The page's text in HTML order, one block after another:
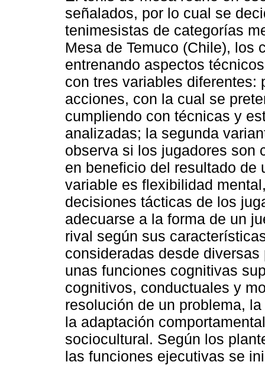
señalados, por lo cual se
tenimesistas de categorías
Mesa de Temuco (Chile), los
entrenando aspectos
con tres variables
acciones, con la cual se
cumpliendo con técnicas y
analizadas; la segunda
observa si los jugadores son
en beneficio del resultado de
variable es flexibilidad
decisiones tácticas de los
adecuarse a la forma de un
rival según sus
consideradas desde
unas funciones cognitivas
cognitivos, conductuales y
resolución de un problema,
la adaptación
sociocultural. Según los
las funciones ejecutivas se